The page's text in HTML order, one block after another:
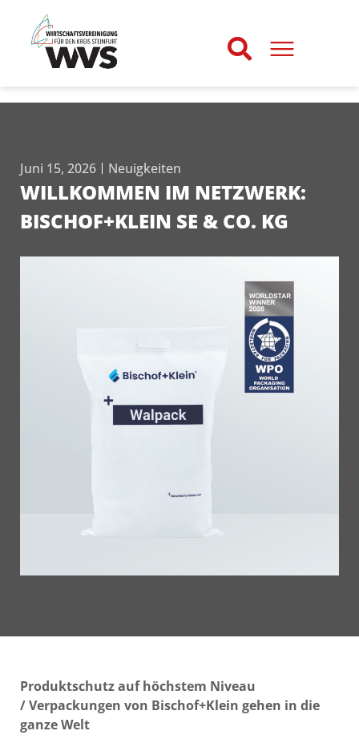
Juni 15, 2026 Neuigkeiten
WILLKOMMEN IM NETZWERK:
BISCHOF+KLEIN SE & CO. KG
Produktschutz auf höchstem Niveau
/Verpackungen von Bischof+Klein gehen in die
ganze Welt